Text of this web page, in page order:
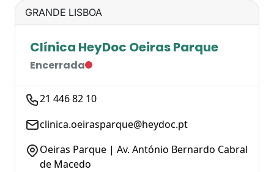
GRANDE LISBOA
Clínica HeyDoc Oeiras Parque
Encerrada
21 446 82 10
clinica.oeirasparque@heydoc.pt
Oeiras Parque | Av. António Bernardo Cabral
de Macedo